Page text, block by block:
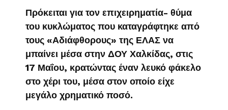
Πρόκειται για τον επιχειρηματία- θύμα
του κυκλώματος που καταγράφτηκε από
τους «Αδιάφθορους» της ΕΛΑΣ να
μπαίνει μέσα στην ΔΟΥ Χαλκίδας, στις
17 Μαΐου, κρατώντας έναν λευκό φάκελο
στο χέρι του, μέσα στον οποίο είχε
μεγάλο χρηματικό ποσό.